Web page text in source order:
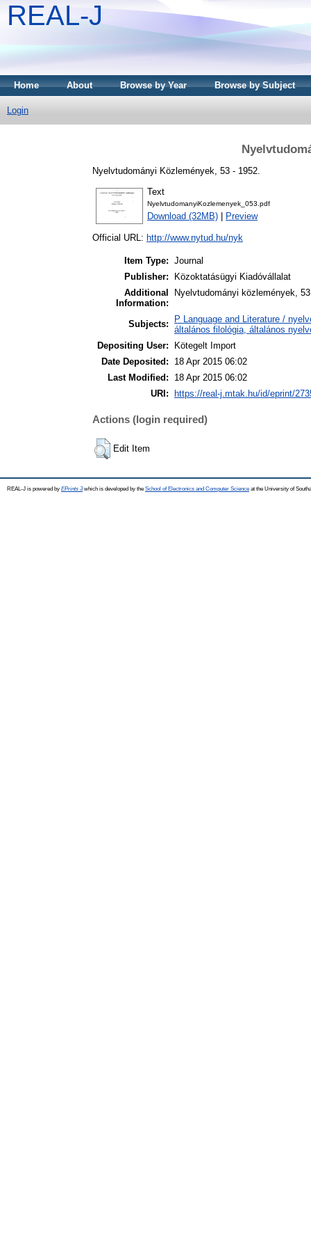
REAL-J
Home About Browse by Year Browse by Subject
Login
Nyelvtudományi Közlemények, 53 - 1952.
Text
NyelvtudomanyiKozlemenyek_053.pdf
Download (32MB) Preview
Official URL: http://www.nytud.hu/nyk
Item Type: Journal
Publisher:
Közoktatásügyi Kiadóvállalat
Additional
Information:
Nyelvtudományi közlemények,
Subjects:
P Language and Literature /
általános filológia, általános
Depositing User:
Kötegelt Import
Date Deposited:
18 Apr 2015 06:02
Last Modified:
18 Apr 2015 06:02
URI:
https://real-j.mtak.hu/id/eprint/
Actions (login required)
Edit Item
REAL-J is powered by EPrints 3which is developed by the School of Electronics and Computer Science at the University of